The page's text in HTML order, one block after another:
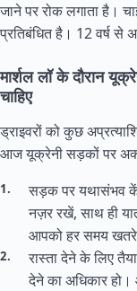
जाने पर रोक लगाता है।
प्रतिबंधित है। 12 वर्ष से
मार्शल लॉ के दौरान
चाहिए
ड्राइवरों को कुछ
आज यूक्रेनी सड़कों पर
सड़क पर यथासंभव
नज़र रखें, साथ ही
आपको हर समय खतरे
रास्ता देने के लिए
देने का अधिकार